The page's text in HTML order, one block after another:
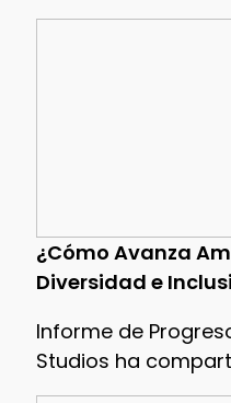
¿Cómo Avanza
Diversidad e
Informe de
Studios ha